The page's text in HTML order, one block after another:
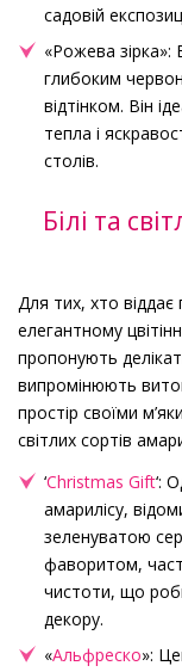
садовій
«Рожева зірка»:
глибоким
відтінком. Він
тепла і
столів.
Білі та
Для тих, хто
елегантному
пропонують
випромінюють
простір своїми
світлих сортів
‘Christmas Gift‘:
амарилісу,
зеленуватою
фаворитом,
чистоти, що
декору.
«Альфреско»: